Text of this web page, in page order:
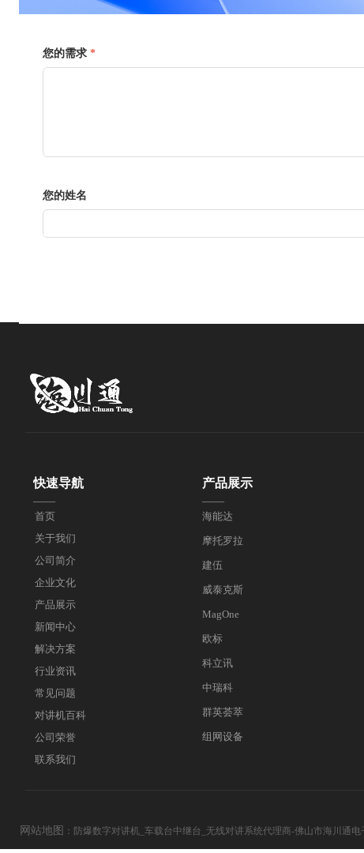
您的需求 *
您的姓名
快速导航
——
首页
关于我们
公司简介
企业文化
产品展示
新闻中心
解决方案
行业资讯
常见问题
对讲机百科
公司荣誉
联系我们
海能达
摩托罗拉
建伍
威泰克斯
MagOne
欧标
科立讯
中瑞科
群英荟萃
组网设备
产品展示
——
网站地图 ： 防爆数字对讲机_车载台中继台_无线对讲系统代理商-佛山市海川通电